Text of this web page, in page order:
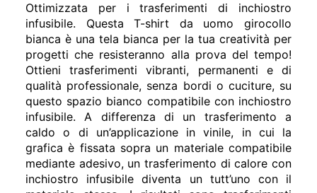
Ottimizzata per i trasferimenti di inchiostro
infusibile. Questa T-shirt da uomo girocollo
bianca è una tela bianca per la tua creatività per
progetti che resisteranno alla prova del tempo!
Ottieni trasferimenti vibranti, permanenti e di
qualità professionale, senza bordi o cuciture, su
questo spazio bianco compatibile con inchiostro
infusibile. A differenza di un trasferimento a
caldo o di un’applicazione in vinile, in cui la
grafica è fissata sopra un materiale compatibile
mediante adesivo, un trasferimento di calore con
inchiostro infusibile diventa un tutt’uno con il